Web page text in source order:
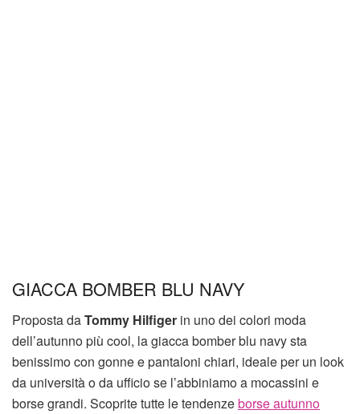
GIACCA BOMBER BLU NAVY
Proposta daTommy Hilfiger in uno dei colori moda
dell’autunno più cool, la giacca bomber blu navy sta
benissimo con gonne e pantaloni chiari, ideale per un look
da università o da ufficio se l’abbiniamo a mocassini e
borse grandi. Scoprite tutte le tendenzeborse autunno